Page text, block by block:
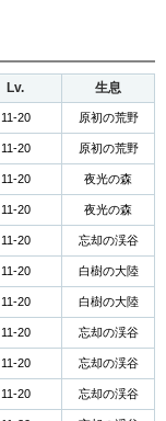
Lv. 生息
11-20 原初の荒野
11-20 原初の荒野
11-20 夜光の森
11-20 夜光の森
11-20 忘却の渓谷
11-20 白樹の大陸
11-20 白樹の大陸
11-20 忘却の渓谷
11-20 忘却の渓谷
11-20 忘却の渓谷